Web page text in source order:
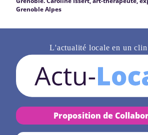
Grenoble Alpes
L'actualité locale en un
Proposition de